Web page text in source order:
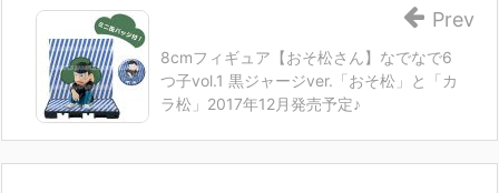
8cmフィギュア【おそ松さん】なでなで6
つ子vol.1 黒ジャージver.「おそ松」と「カ
ラ松」2017年12月発売予定♪
Prev